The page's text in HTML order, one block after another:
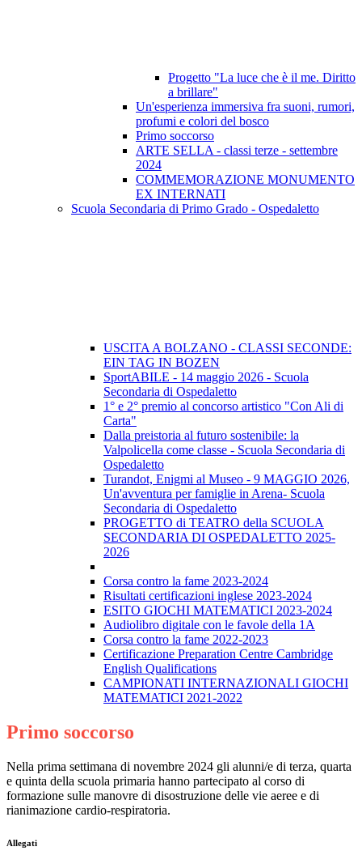
Progetto "La luce che è il me. Diritto
a brillare"
Un'esperienza immersiva fra suoni, rumori,
profumi e colori del bosco
Primo soccorso
ARTE SELLA - classi terze - settembre
2024
COMMEMORAZIONE MONUMENTO
EX INTERNATI
Scuola Secondaria di Primo Grado - Ospedaletto
USCITA A BOLZANO - CLASSI SECONDE:
EIN TAG IN BOZEN
SportABILE - 14 maggio 2026 - Scuola
Secondaria di Ospedaletto
1° e 2° premio al concorso artistico "Con Ali di
Carta"
Dalla preistoria al futuro sostenibile: la
Valpolicella come classe - Scuola Secondaria di
Ospedaletto
Turandot, Enigmi al Museo - 9 MAGGIO 2026,
Un'avventura per famiglie in Arena- Scuola
Secondaria di Ospedaletto
PROGETTO di TEATRO della SCUOLA
SECONDARIA DI OSPEDALETTO 2025-
2026
Corsa contro la fame 2023-2024
Risultati certificazioni inglese 2023-2024
ESITO GIOCHI MATEMATICI 2023-2024
Audiolibro digitale con le favole della 1A
Corsa contro la fame 2022-2023
Certificazione Preparation Centre Cambridge
English Qualifications
CAMPIONATI INTERNAZIONALI GIOCHI
MATEMATICI 2021-2022
Primo soccorso
Nella prima settimana di novembre 2024 gli alunni/e di terza, quarta
e quinta della scuola primaria hanno partecipato al corso di
formazione sulle manovre di disostruzione delle vie aeree e di
rianimazione cardio-respiratoria.
Allegati